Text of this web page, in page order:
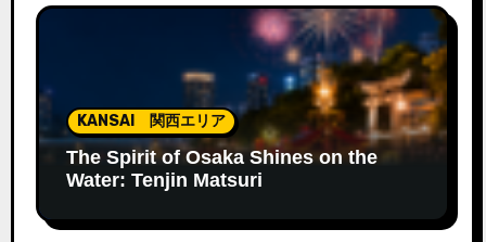
KANSAI 関西エリア
The Spirit of Osaka Shines on the
Water: Tenjin Matsuri